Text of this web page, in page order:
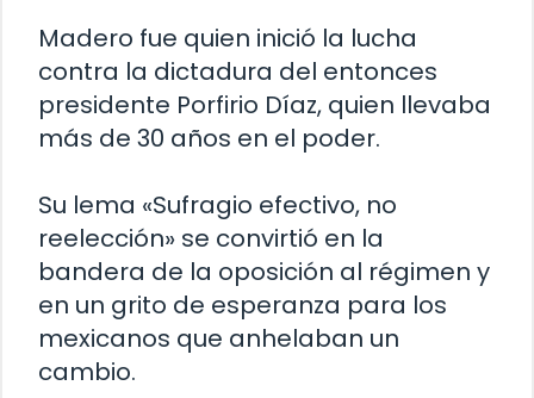
Madero fue quien inició la lucha
contra la dictadura del entonces
presidente Porfirio Díaz, quien llevaba
más de 30 años en el poder.
Su lema «Sufragio efectivo, no
reelección» se convirtió en la
bandera de la oposición al régimen y
en un grito de esperanza para los
mexicanos que anhelaban un
cambio.